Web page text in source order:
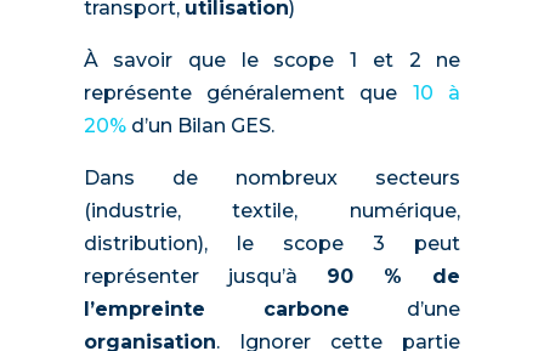
transport, utilisation)
À savoir que le scope 1 et 2 ne
représente généralement que 10 à
20%d’un Bilan GES.
Dans de nombreux secteurs
(industrie, textile, numérique,
distribution), le scope 3 peut
représenter jusqu’à 90 % de
l’empreinte carbone d’une
organisation. Ignorer cette partie